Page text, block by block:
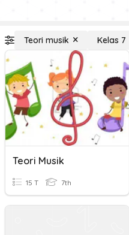
Teori musik Kelas 7
Teori Musik
15 T 7th